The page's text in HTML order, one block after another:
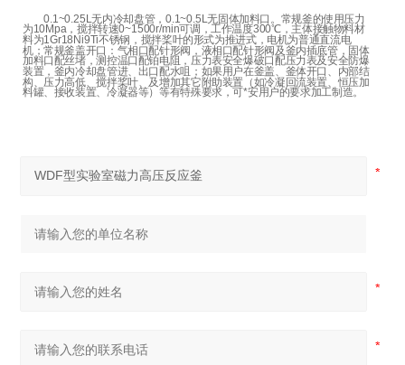
0.1~0.25L无内冷却盘管，0.1~0.5L无固体加料口。常规釜的使用压力
为10Mpa，搅拌转速0~1500r/min可调，工作温度300℃，主体接触物料材
料为1Gr18Ni9Ti不锈钢，搅拌桨叶的形式为推进式，电机为普通直流电
机；常规釜盖开口：气相口配针形阀，液相口配针形阀及釜内插底管，固体
加料口配丝堵，测控温口配铂电阻，压力表安全爆破口配压力表及安全防爆
装置，釜内冷却盘管进、出口配水咀；如果用户在釜盖、釜体开口、内部结
构、压力高低、搅拌桨叶、及增加其它附助装置（如冷凝回流装置、恒压加
料罐、接收装置、冷凝器等）等有特殊要求，可*安用户的要求加工制造。